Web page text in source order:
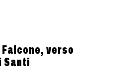
verso
Santi